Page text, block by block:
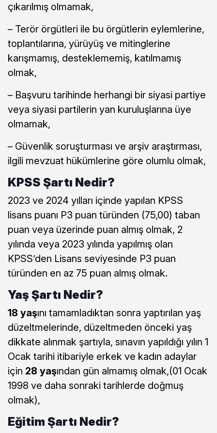
çıkarılmış olmamak,
– Terör örgütleri ile bu örgütlerin eylemlerine,
toplantılarına, yürüyüş ve mitinglerine
karışmamış, desteklememiş, katılmamış
olmak,
– Başvuru tarihinde herhangi bir siyasi partiye
veya siyasi partilerin yan kuruluşlarına üye
olmamak,
– Güvenlik soruşturması ve arşiv araştırması,
ilgili mevzuat hükümlerine göre olumlu olmak,
KPSS Şartı Nedir?
2023 ve 2024 yılları içinde yapılan KPSS
lisans puanı P3 puan türünden (75,00) taban
puan veya üzerinde puan almış olmak, 2
yılında veya 2023 yılında yapılmış olan
KPSS’den Lisans seviyesinde P3 puan
türünden en az 75 puan almış olmak.
Yaş Şartı Nedir?
18 yaşını tamamladıktan sonra yaptırılan yaş
düzeltmelerinde, düzeltmeden önceki yaş
dikkate alınmak şartıyla, sınavın yapıldığı yılın 1
Ocak tarihi itibariyle erkek ve kadın adaylar
için 28 yaşından gün almamış olmak,(01 Ocak
1998 ve daha sonraki tarihlerde doğmuş
olmak),
Eğitim Şartı Nedir?